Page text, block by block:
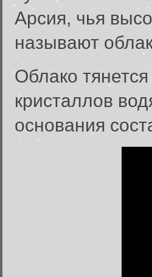
Арсия, чья
называют
Облако
кристаллов
основания